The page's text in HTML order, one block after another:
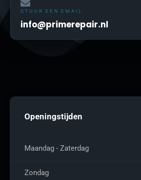
STUUR EEN EMAIL
info@primerepair.nl
Openingstijden
Maandag - Zaterdag
Zondag